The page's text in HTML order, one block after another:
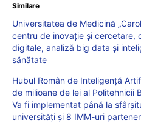
Similare
Universitatea de Medicină
centru de inovație și cercetare,
digitale, analiză big data și
sănătate
Hubul Român de Inteligență
de milioane de lei al Politehnicii
Va fi implementat până la
universități și 8 IMM-uri